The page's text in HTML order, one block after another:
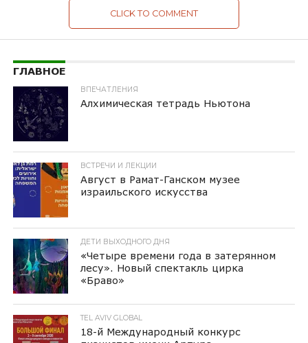
CLICK TO COMMENT
ГЛАВНОЕ
ВПЕЧАТЛЕНИЯ
Алхимическая тетрадь Ньютона
ВСТРЕЧИ И ЛЕКЦИИ
Август в Рамат-Ганском музее
израильского искусства
ДЕТИ ВЫХОДНОГО ДНЯ
«Четыре времени года в затерянном
лесу». Новый спектакль цирка
«Браво»
TEL AVIV GLOBAL
18-й Международный конкурс